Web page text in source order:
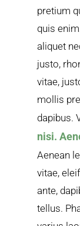
pretium
quis
aliquet
justo,
vitae,
mollis
dapibus.
nisi.
Aenean
vitae,
ante,
tellus.